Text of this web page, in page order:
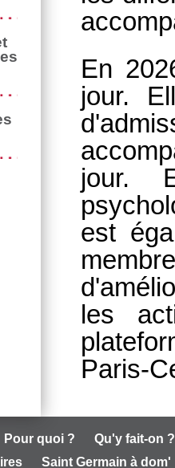
En
jour.
jour.
est
les
Paris-
Pour quoi ?
Qu'y fait-on ?
Saint Germain à dom'